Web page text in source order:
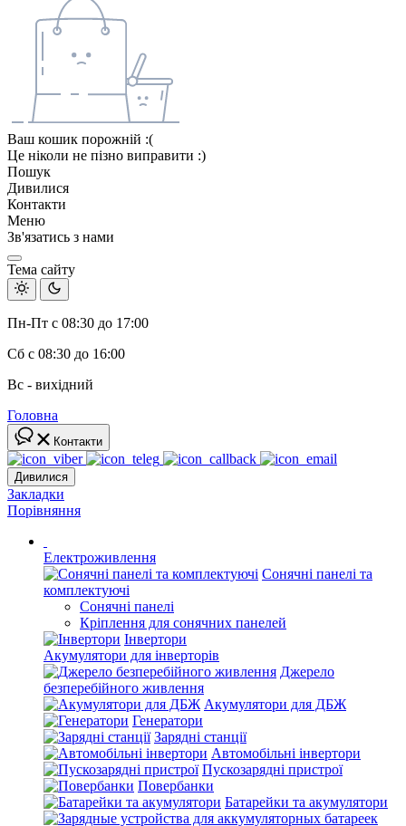
Ваш кошик порожній :(
Це ніколи не пізно виправити :)
Пошук
Дивилися
Контакти
Меню
Зв'язатись з нами
Тема сайту
Пн-Пт с 08:30 до 17:00
Сб с 08:30 до 16:00
Вс - вихідний
Головна
Контакти
Дивилися
Закладки
Порівняння
Електроживлення
Сонячні панелі та
комплектуючі
Сонячні панелі
Кріплення для сонячних панелей
Інвертори
Акумулятори для інверторів
Джерело
безперебійного живлення
Акумулятори для ДБЖ
Генератори
Зарядні станції
Автомобільні інвертори
Пускозарядні пристрої
Повербанки
Батарейки та акумулятори